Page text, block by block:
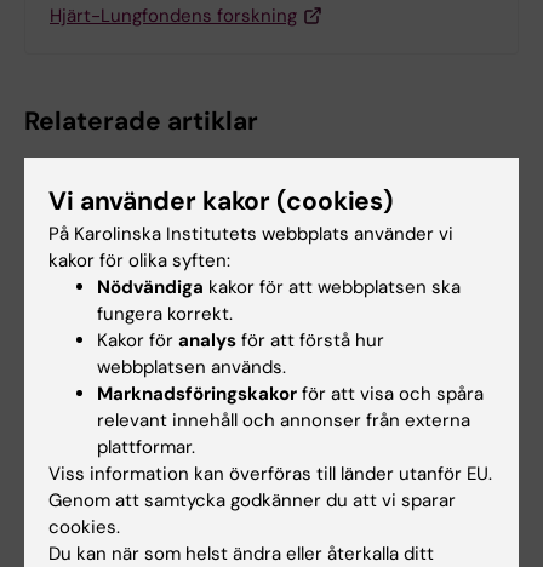
Hjärt-Lungfondens forskning
Relaterade artiklar
6 aug 2026
Ny metod skiljer
mellan friska och
sjuka immunceller i
blodprov
Forskare vid Karolinska
Institutet och SciLifeLab har
utvecklat en ny…
31 jul 2026
mutationer kopplas
till kärlskador vid
progeria
Vid den sällsynta sjukdomen
progeria bryts blodkärlen ner i
Vi använder kakor (cookies)
På Karolinska Institutets webbplats använder vi
kakor för olika syften:
Nödvändiga kakor för att webbplatsen ska
fungera korrekt.
Kakor för analys för att förstå hur
webbplatsen används.
Marknadsföringskakor för att visa och spåra
relevant innehåll och annonser från externa
plattformar.
Viss information kan överföras till länder utanför EU.
Genom att samtycka godkänner du att vi sparar
cookies.
Du kan när som helst ändra eller återkalla ditt